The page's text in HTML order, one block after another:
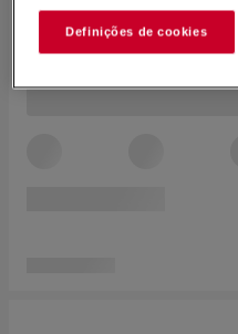
Definições de cookies